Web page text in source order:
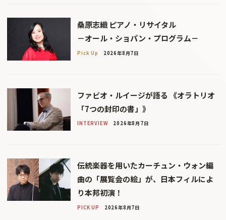
桑原志織 ピアノ・リサイタル
－オール・ショパン・プログラム－
Pick Up 2026年8月7日
ファビオ・ルイージが語る 《オラトリオ
「7つの封印の書」》
INTERVIEW 2026年8月7日
伝統楽器を用いたカーチュン・ウォン編
曲の「展覧会の絵」が、日本フィルによ
り本邦初演！
PICK UP 2026年8月7日